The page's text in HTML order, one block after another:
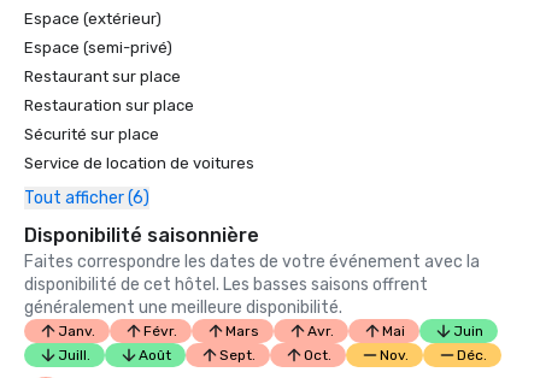
Espace (extérieur)
Espace (semi-privé)
Restaurant sur place
Restauration sur place
Sécurité sur place
Service de location de voitures
Tout afficher (6)
Disponibilité saisonnière
Faites correspondre les dates de votre événement avec la
disponibilité de cet hôtel. Les basses saisons offrent
généralement une meilleure disponibilité.
Janv. Févr. Mars Avr. Mai
Juin
Juill.
Août Sept. Oct. Nov. Déc.